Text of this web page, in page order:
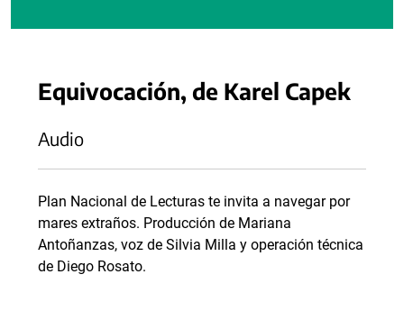
Equivocación, de Karel Capek
Audio
Plan Nacional de Lecturas te invita a navegar por
mares extraños. Producción de Mariana
Antoñanzas, voz de Silvia Milla y operación técnica
de Diego Rosato.